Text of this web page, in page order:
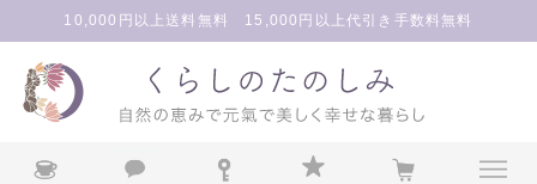
10,000円以上送料無料 15,000円以上代引き手数料無料